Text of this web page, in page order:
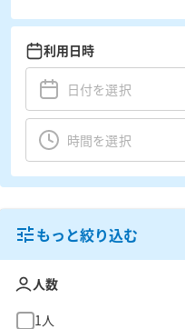
利用日時
もっと絞り込む
人数
1人